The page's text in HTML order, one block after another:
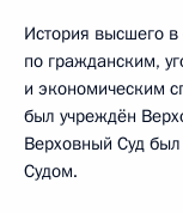
История высшего в
по гражданским,
и экономическим
был учреждён
Верховный Суд
Судом.